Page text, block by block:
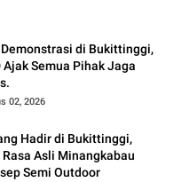
di Bukittinggi,
Ajak Semua Pihak Jaga
02, 2026
Hadir di Bukittinggi,
Asli Minangkabau
Semi Outdoor